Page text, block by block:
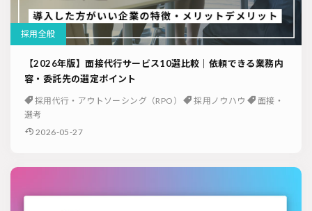
採用全般
【2026年版】面接代行サービス10選比較｜依頼できる業務内
容・委託先の選定ポイント
採用代行・アウトソーシング（RPO） 採用ノウハウ
面接・
選考
2026-05-27